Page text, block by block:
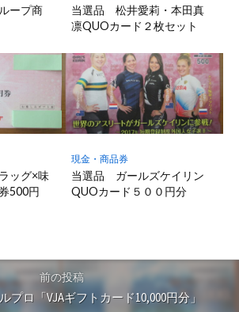
ープ商
当選品 松井愛莉・本田真
凛QUOカード２枚セット
ッグ×味
500円
現金・商品券
当選品 ガールズケイリン
QUOカード５００円分
前の投稿
ロ「VJAギフトカード10,000円分」